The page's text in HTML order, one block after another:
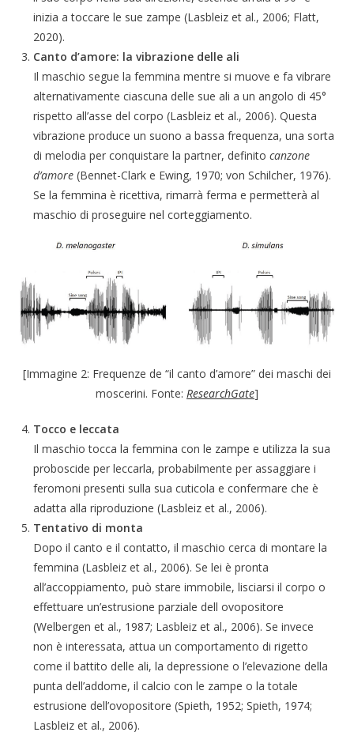
inizia a toccare le sue zampe (Lasbleiz et al., 2006; Flatt,
2020).
Canto d’amore: la vibrazione delle ali
Il maschio segue la femmina mentre si muove e fa vibrare
alternativamente ciascuna delle sue ali a un angolo di 45°
rispetto all’asse del corpo (Lasbleiz et al., 2006). Questa
vibrazione produce un suono a bassa frequenza, una sorta
di melodia per conquistare la partner, definitocanzone
d’amore (Bennet-Clark e Ewing, 1970; von Schilcher, 1976).
Se la femmina è ricettiva, rimarrà ferma e permetterà al
maschio di proseguire nel corteggiamento.
[Immagine 2: Frequenze de “il canto d’amore” dei maschi dei
moscerini. Fonte: ResearchGate]
Tocco e leccata
Il maschio tocca la femmina con le zampe e utilizza la sua
proboscide per leccarla, probabilmente per assaggiare i
feromoni presenti sulla sua cuticola e confermare che è
adatta alla riproduzione (Lasbleiz et al., 2006).
Tentativo di monta
Dopo il canto e il contatto, il maschio cerca di montare la
femmina (Lasbleiz et al., 2006). Se lei è pronta
all’accoppiamento, può stare immobile, lisciarsi il corpo o
effettuare un’estrusione parziale dell ovopositore
(Welbergen et al., 1987; Lasbleiz et al., 2006). Se invece
non è interessata, attua un comportamento di rigetto
come il battito delle ali, la depressione o l’elevazione della
punta dell’addome, il calcio con le zampe o la totale
estrusione dell’ovopositore (Spieth, 1952; Spieth, 1974;
Lasbleiz et al., 2006).